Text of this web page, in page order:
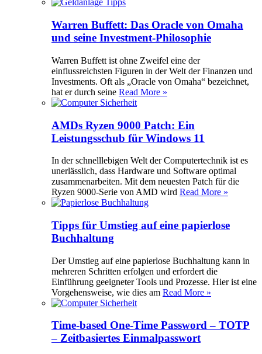
Warren Buffett: Das Oracle von Omaha
und seine Investment-Philosophie
Warren Buffett ist ohne Zweifel eine der
einflussreichsten Figuren in der Welt der Finanzen und
Investments. Oft als „Oracle von Omaha“ bezeichnet,
hat er durch seine Read More »
AMDs Ryzen 9000 Patch: Ein
Leistungsschub für Windows 11
In der schnelllebigen Welt der Computertechnik ist es
unerlässlich, dass Hardware und Software optimal
zusammenarbeiten. Mit dem neuesten Patch für die
Ryzen 9000-Serie von AMD wird Read More »
Tipps für Umstieg auf eine papierlose
Buchhaltung
Der Umstieg auf eine papierlose Buchhaltung kann in
mehreren Schritten erfolgen und erfordert die
Einführung geeigneter Tools und Prozesse. Hier ist eine
Vorgehensweise, wie dies am Read More »
Time-based One-Time Password – TOTP
– Zeitbasiertes Einmalpasswort